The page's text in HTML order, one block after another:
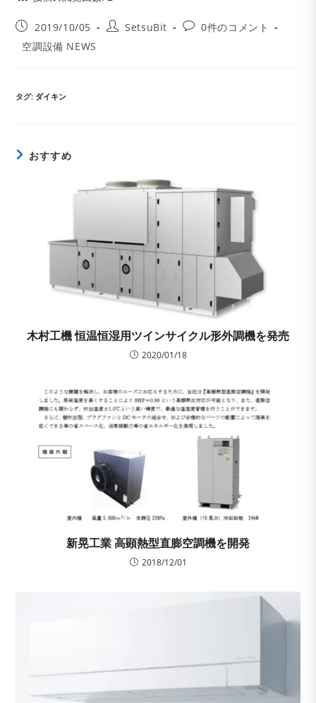
投
公
2019/10/05
投
SetsuBit
投
0件のコメント
投
ゴ
空調設備 NEWS
タグ: ダイキン
おすすめ
木村工機 恒温恒湿用ツインサイクル形外調機を発売
2020/01/18
新晃工業 高顕熱型直膨空調機を開発
2018/12/01